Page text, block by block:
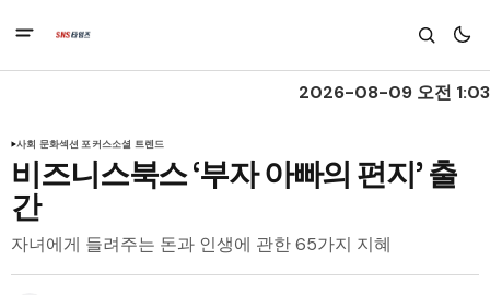
2026-08-09 오전 1:03
사회 문화섹션 포커스소셜 트렌드
비즈니스북스 ‘부자 아빠의 편지’ 출
간
자녀에게 들려주는 돈과 인생에 관한 65가지 지혜